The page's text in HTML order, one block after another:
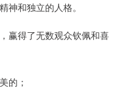
神和独立的人格。
赢得了无数观众钦佩和喜
的；